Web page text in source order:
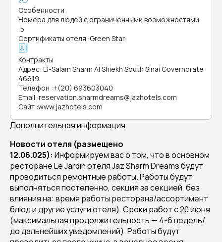
Особенности
Номера для людей с ограниченными возможностями
:5
Сертификаты отеля :Green Star
Контракты
Адрес :El-Salam Sharm Al Shiekh South Sinai Governorate
46619
Телефон :+(20) 693603040
Email :reservation.sharmdreams@jazhotels.com
Сайт :www.jazhotels.com
Дополнительная информация
Новости отеля (размещено
12.06.025): Информируем вас о том, что в основном
ресторане Le Jardin отеля Jaz Sharm Dreams будут
проводиться ремонтные работы. Работы будут
выполняться постепенно, секция за секцией, без
влияния на: время работы ресторана/ассортимент
блюд и другие услуги отеля). Сроки работ с 20 июня
(максимальная продолжительность — 4-6 недель/
до дальнейших уведомлений). Работы будут